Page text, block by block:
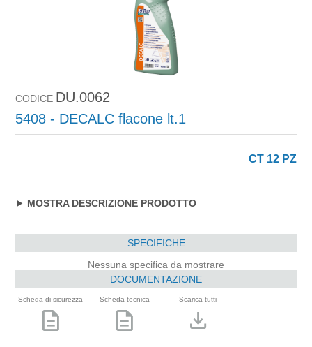
CODICE DU.0062
5408 - DECALC flacone lt.1
CT 12 PZ
MOSTRA DESCRIZIONE PRODOTTO
SPECIFICHE
Nessuna specifica da mostrare
DOCUMENTAZIONE
Scheda di sicurezza
description
Scheda tecnica
description
Scarica tutti
download